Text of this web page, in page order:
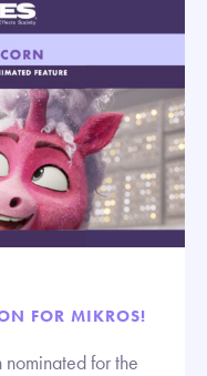
FOR MIKROS!
nominated for the